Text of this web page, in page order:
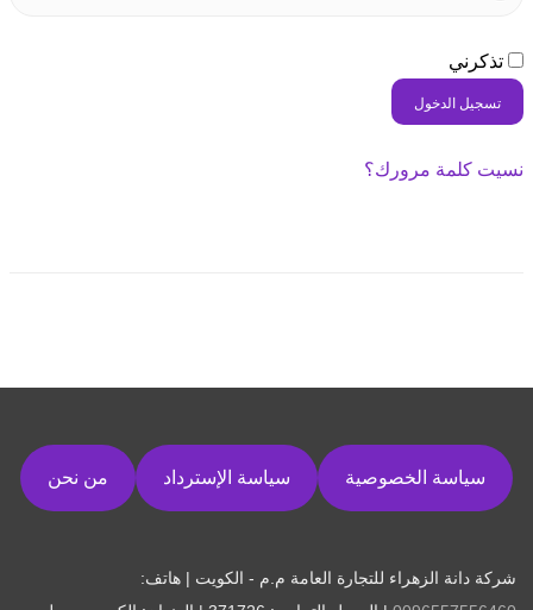
تذكرني
تسجيل الدخول
نسيت كلمة مرورك؟
سياسة الخصوصية سياسة الإسترداد من نحن
شركة دانة الزهراء للتجارة العامة م.م - الكويت | هاتف: